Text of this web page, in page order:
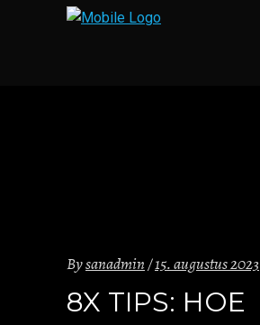
Bysanadmin 15. augustus 2023
8X TIPS: HOE